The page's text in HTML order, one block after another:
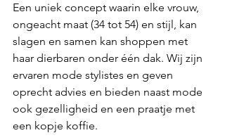
Een uniek concept waarin elke vrouw,
ongeacht maat (34 tot 54) en stijl, kan
slagen en samen kan shoppen met
haar dierbaren onder één dak. Wij zijn
ervaren mode stylistes en geven
oprecht advies en bieden naast mode
ook gezelligheid en een praatje met
een kopje koffie.